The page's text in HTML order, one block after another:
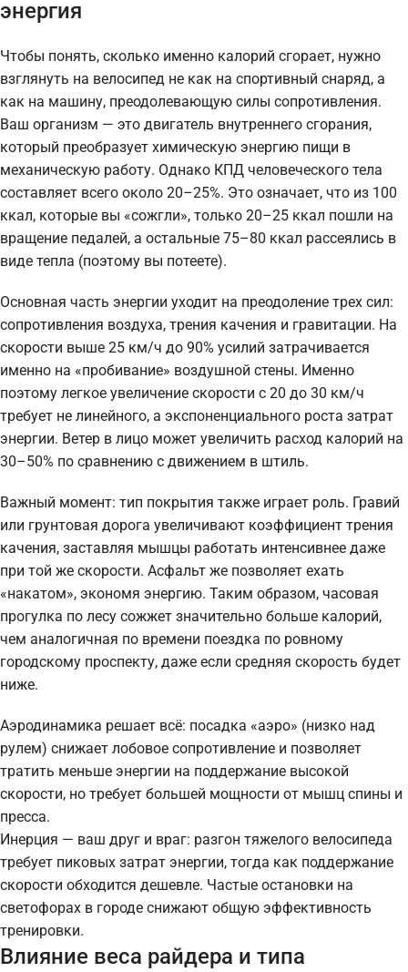
энергия
Чтобы понять, сколько именно калорий сгорает, нужно
взглянуть на велосипед не как на спортивный снаряд, а
как на машину, преодолевающую силы сопротивления.
Ваш организм — это двигатель внутреннего сгорания,
который преобразует химическую энергию пищи в
механическую работу. Однако КПД человеческого тела
составляет всего около 20–25%. Это означает, что из 100
ккал, которые вы «сожгли», только 20–25 ккал пошли на
вращение педалей, а остальные 75–80 ккал рассеялись в
виде тепла (поэтому вы потеете).
Основная часть энергии уходит на преодоление трех сил:
сопротивления воздуха, трения качения и гравитации. На
скорости выше 25 км/ч до 90% усилий затрачивается
именно на «пробивание» воздушной стены. Именно
поэтому легкое увеличение скорости с 20 до 30 км/ч
требует не линейного, а экспоненциального роста затрат
энергии. Ветер в лицо может увеличить расход калорий на
30–50% по сравнению с движением в штиль.
Важный момент: тип покрытия также играет роль. Гравий
или грунтовая дорога увеличивают коэффициент трения
качения, заставляя мышцы работать интенсивнее даже
при той же скорости. Асфальт же позволяет ехать
«накатом», экономя энергию. Таким образом, часовая
прогулка по лесу сожжет значительно больше калорий,
чем аналогичная по времени поездка по ровному
городскому проспекту, даже если средняя скорость будет
ниже.
Аэродинамика решает всё: посадка «аэро» (низко над
рулем) снижает лобовое сопротивление и позволяет
тратить меньше энергии на поддержание высокой
скорости, но требует большей мощности от мышц спины и
пресса.
Инерция — ваш друг и враг: разгон тяжелого велосипеда
требует пиковых затрат энергии, тогда как поддержание
скорости обходится дешевле. Частые остановки на
светофорах в городе снижают общую эффективность
тренировки.
Влияние веса райдера и типа